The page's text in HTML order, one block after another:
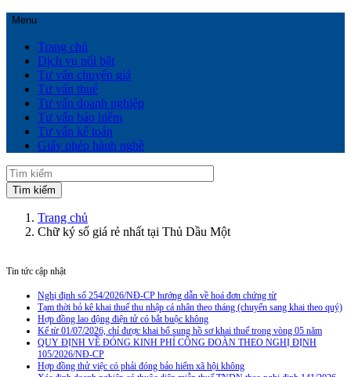
Menu
Trang chủ
Dịch vụ nổi bật
Tư vấn chuyển giá
Tư vấn thuế
Tư vấn doanh nghiệp
Tư vấn bảo hiểm
Tư vấn kế toán
Giấy phép hành nghề
Trang chủ
Chữ ký số giá rẻ nhất tại Thủ Dầu Một
Tin tức cập nhật
Nghị định số 254/2026/NĐ-CP hướng dẫn về hoá đơn chứng từ
Tạm thời bỏ kê khai thuế thu nhập cá nhân theo tháng (chuyển sang khai theo quý)
Hợp đồng lao động điện tử có bắt buộc không
Kể từ 01/07/2026, chỉ được khai bổ sung hồ sơ khai thuế trong vòng 05 năm
QUY ĐỊNH VỀ ĐÓNG KINH PHÍ CÔNG ĐOÀN THEO NGHỊ ĐỊNH
105/2026/NĐ-CP
Hợp đồng thử việc có phải đóng bảo hiểm xã hội không